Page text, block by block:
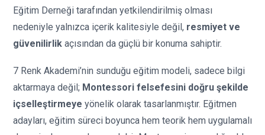
Eğitim Derneği tarafından yetkilendirilmiş olması
nedeniyle yalnızca içerik kalitesiyle değil, resmiyet ve
güvenilirlik açısından da güçlü bir konuma sahiptir.
7 Renk Akademi’nin sunduğu eğitim modeli, sadece bilgi
aktarmaya değil; Montessori felsefesini doğru şekilde
içselleştirmeye yönelik olarak tasarlanmıştır. Eğitmen
adayları, eğitim süreci boyunca hem teorik hem uygulamalı